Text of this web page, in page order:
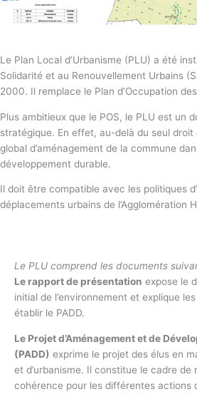
Le Plan Local d’Urbanisme (PLU) a été
Solidarité et au Renouvellement Urbains
2000. Il remplace le Plan d’Occupation
Plus ambitieux que le POS, le PLU est un
stratégique. En effet, au-delà du seul
global d’aménagement de la commune
développement durable.
Il doit être compatible avec les politiques
déplacements urbains de l’Agglomération
Le PLU comprend les documents
Le rapport de présentation expose le
initial de l’environnement et explique
établir le PADD.
Le Projet d’Aménagement et de
(PADD) exprime le projet des élus en
et d’urbanisme. Il constitue le cadre de
cohérence pour les différentes actions